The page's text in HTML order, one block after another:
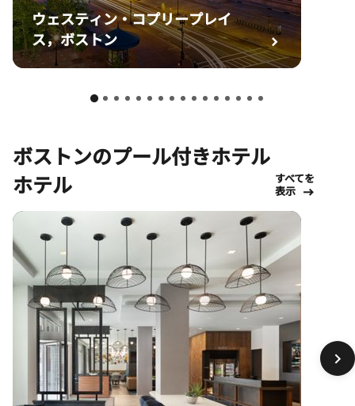
ウェスティン・コプリープレイ
ス，ボストン
ボストンのプール付きホテル
ホテル
すべてを
表示